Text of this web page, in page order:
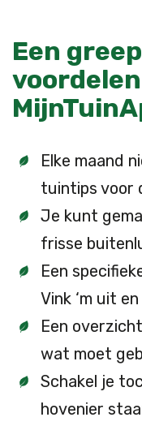
Een
Elke maand
tuintips voor
Je kunt
frisse
Een
Vink ‘m uit
Een
wat moet
Schakel je
hovenier